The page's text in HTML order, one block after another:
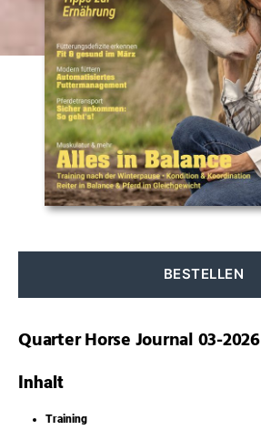
QUARTER
HORSE
JOURNAL
03-
2026
Nach
unten
scrollen
BESTELLEN
Quarter Horse Journal 03-2026
Inhalt
Training